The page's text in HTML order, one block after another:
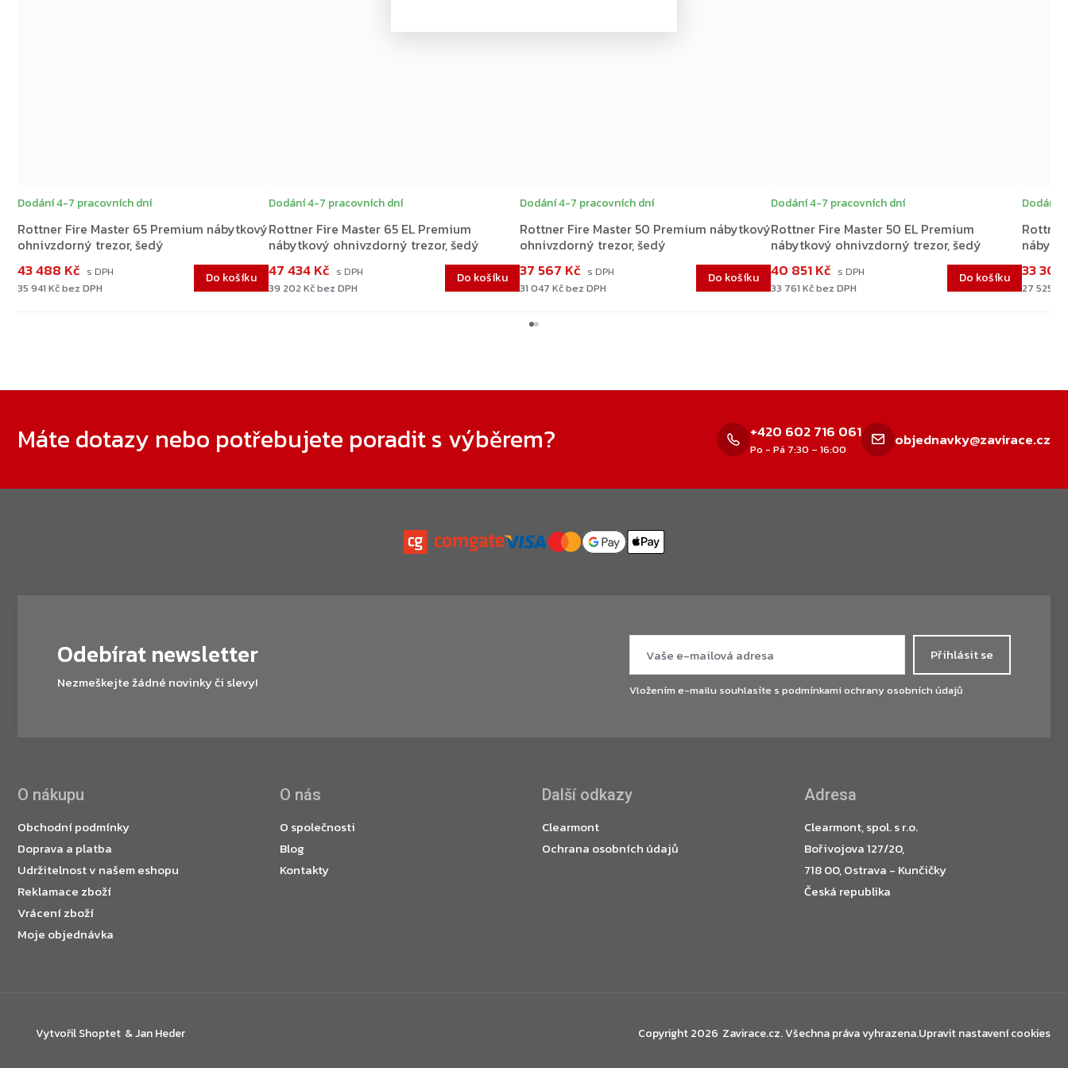
Rottner Fire Master 65 Premium nábytkový
ohnivzdorný trezor, šedý
Dodání 4-7 pracovních dní
35 941 Kč bez DPH
43 488 Kč Do košíku
Rottner Fire Master 65 EL Premium
nábytkový ohnivzdorný trezor, šedý
Dodání 4-7 pracovních dní
39 202 Kč bez DPH
47 434 Kč Do košíku
Rottner Fire Master 50 Premium nábytkový
ohnivzdorný trezor, šedý
Dodání 4-7 pracovních dní
31 047 Kč bez DPH
37 567 Kč Do košíku
Rottner Fire Master 50 EL Premium
nábytkový ohnivzdorný trezor, šedý
Dodání 4-7 pracovních dní
33 761 Kč bez DPH
40 851 Kč Do košíku
Dodání
27 525
33
Máte dotazy nebo potřebujete poradit s výběrem?
+420 602 716 061
Po - Pá 7:30 – 16:00 objednavky@zavirace.cz
Odebírat newsletter
Nezmeškejte žádné novinky či slevy!
Přihlásit se
Vložením e-mailu souhlasíte s podmínkami ochrany osobních údajů
O nákupu
Obchodní podmínky
Doprava a platba
Udržitelnost v našem eshopu
Reklamace zboží
Vrácení zboží
Moje objednávka
O nás
O společnosti
Blog
Kontakty
Další odkazy
Clearmont
Ochrana osobních údajů
Adresa
Clearmont, spol. s r.o.
Bořivojova 127/20,
718 00, Ostrava - Kunčičky
Česká republika
Vytvořil Shoptet Copyright 2026 Zavirace.cz. Všechna práva vyhrazena.Upravit nastavení cookies